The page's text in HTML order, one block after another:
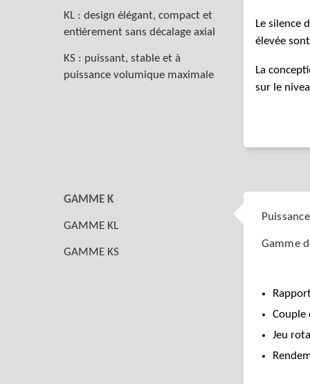
KL : design élégant, compact et
entièrement sans décalage axial
KS : puissant, stable et à
puissance volumique maximale
Le silence
élevée
La
sur le
GAMME K
GAMME KL
GAMME KS
Gamme
Couple
Jeu